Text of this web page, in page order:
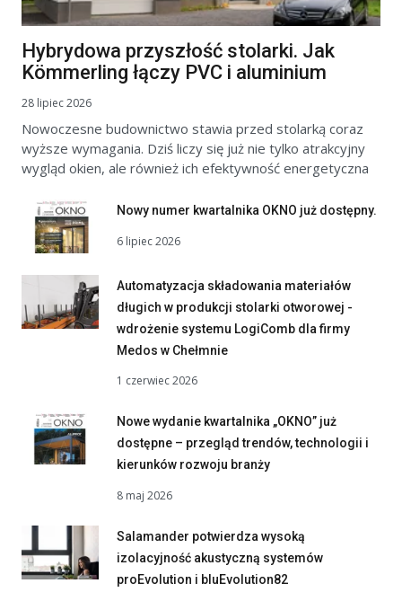
Hybrydowa przyszłość stolarki. Jak
Kömmerling łączy PVC i aluminium
28 lipiec 2026
Nowoczesne budownictwo stawia przed stolarką coraz
wyższe wymagania. Dziś liczy się już nie tylko atrakcyjny
wygląd okien, ale również ich efektywność energetyczna
Nowy numer kwartalnika OKNO już dostępny.
6 lipiec 2026
Automatyzacja składowania materiałów
długich w produkcji stolarki otworowej -
wdrożenie systemu LogiComb dla firmy
Medos w Chełmnie
1 czerwiec 2026
Nowe wydanie kwartalnika „OKNO” już
dostępne – przegląd trendów, technologii i
kierunków rozwoju branży
8 maj 2026
Salamander potwierdza wysoką
izolacyjność akustyczną systemów
proEvolution i bluEvolution82